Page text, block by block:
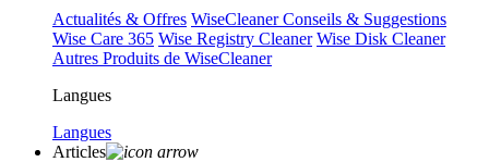
Actualités & Offres WiseCleaner Conseils & Suggestions
Wise Care 365 Wise Registry Cleaner Wise Disk Cleaner
Autres Produits de WiseCleaner
Langues
Langues
Articles